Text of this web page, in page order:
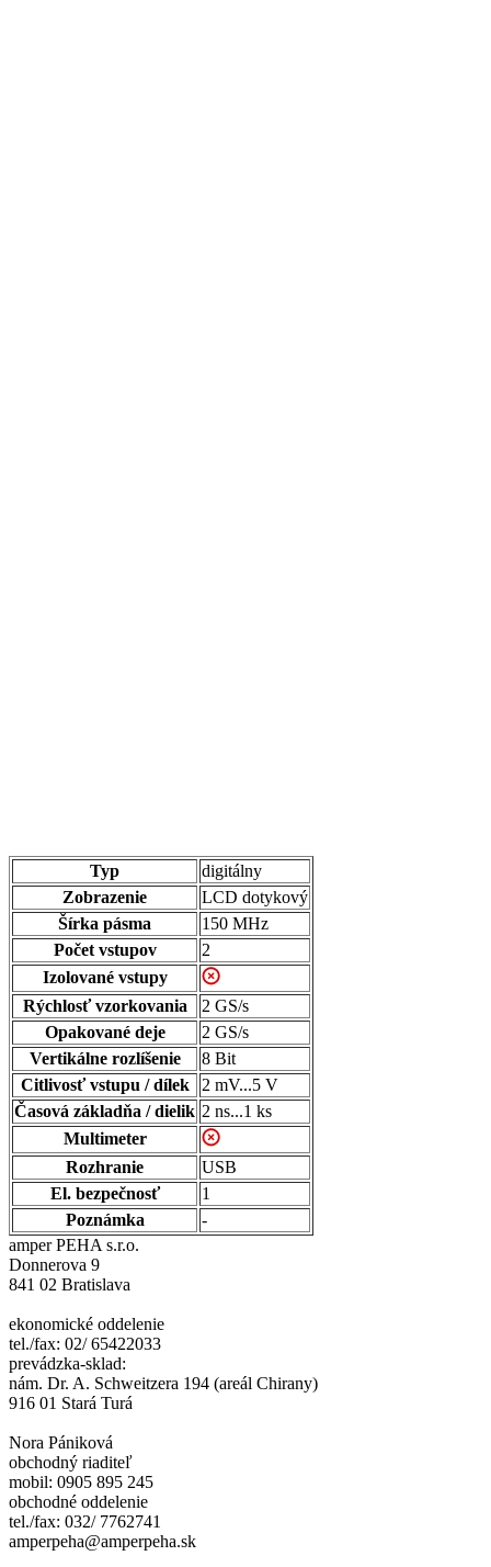
Typ
digitálny
Zobrazenie
LCD dotykový
Šírka pásma
150 MHz
Počet vstupov
2
Izolované vstupy
Rýchlosť vzorkovania
2 GS/s
Opakované deje
2 GS/s
Vertikálne rozlíšenie
8 Bit
Citlivosť vstupu / dílek
2 mV...5 V
Časová základňa / dielik 2 ns...1 ks
Multimeter
Rozhranie
USB
El. bezpečnosť
1
Poznámka
-
amper PEHA s.r.o.
Donnerova 9
841 02 Bratislava
ekonomické oddelenie
tel./fax: 02/ 65422033
prevádzka-sklad:
nám. Dr. A. Schweitzera 194 (areál Chirany)
916 01 Stará Turá
Nora Pániková
obchodný riaditeľ
mobil: 0905 895 245
obchodné oddelenie
tel./fax: 032/ 7762741
amperpeha@amperpeha.sk